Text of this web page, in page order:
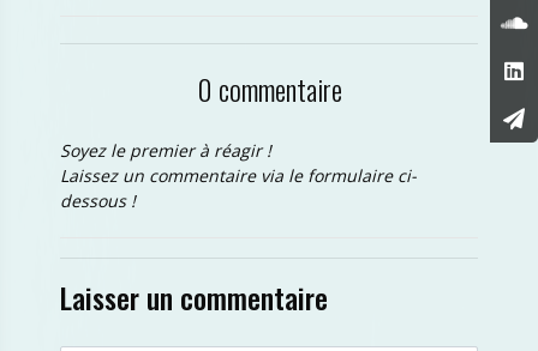
0 commentaire
Soyez le premier à réagir !
Laissez un commentaire via le formulaire ci-
dessous !
Laisser un commentaire